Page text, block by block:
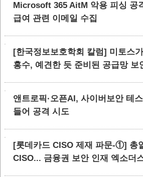
Microsoft 365 AitM 악용 피싱 공
급여 관련 이메일 수집
[한국정보보호학회 칼럼] 미토스
홍수, 예견한 듯 준비된 공급망 보
앤트로픽·오픈AI, 사이버보안 테
들어 공격 시도
[롯데카드 CISO 제재 파문-①] 총
CISO... 금융권 보안 인재 엑소더